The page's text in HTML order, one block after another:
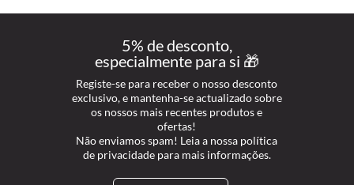
5% de desconto,
especialmente para si 🎁
Registe-se para receber o nosso desconto
exclusivo, e mantenha-se actualizado sobre
os nossos mais recentes produtos e
ofertas!
Não enviamos spam! Leia a nossa política
de privacidade para mais informações.